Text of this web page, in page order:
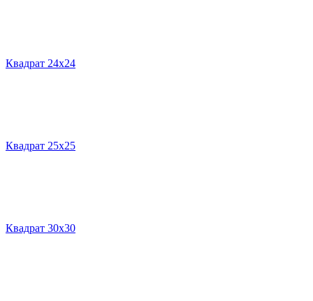
Квадрат 24х24
Квадрат 25х25
Квадрат 30х30